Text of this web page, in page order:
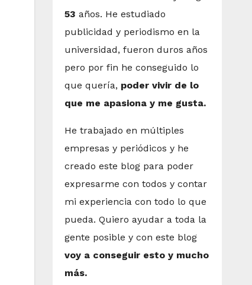
53 años. He estudiado
publicidad y periodismo en la
universidad, fueron duros años
pero por fin he conseguido lo
que quería, poder vivir de lo
que me apasiona y me gusta.
He trabajado en múltiples
empresas y periódicos y he
creado este blog para poder
expresarme con todos y contar
mi experiencia con todo lo que
pueda. Quiero ayudar a toda la
gente posible y con este blog
voy a conseguir esto y mucho
más.